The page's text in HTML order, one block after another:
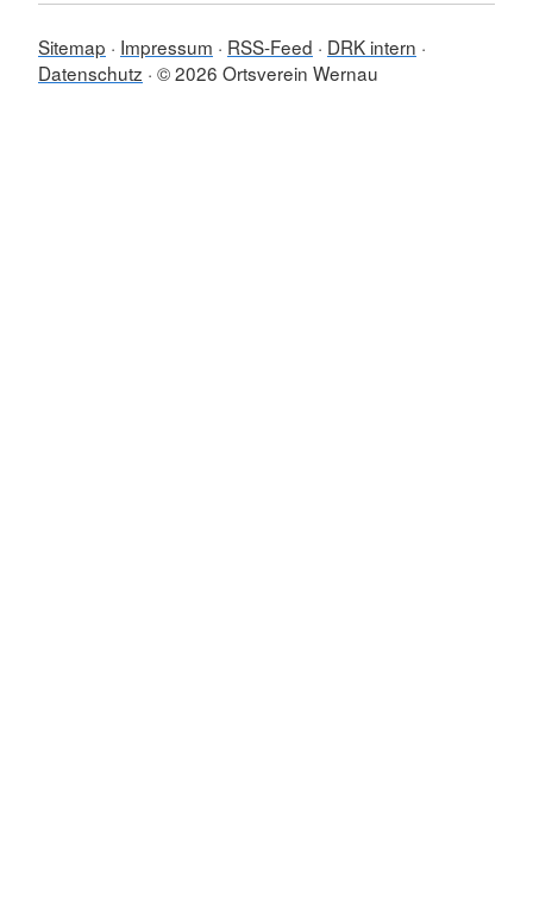
Sitemap Impressum RSS-Feed
DRK intern
Datenschutz © 2026 Ortsverein Wernau